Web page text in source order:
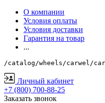
О компании
Условия оплаты
Условия доставки
Гарантия на товар
...
/catalog/wheels/carwel/
Личный кабинет
+7 (800) 700-88-25
Заказать звонок